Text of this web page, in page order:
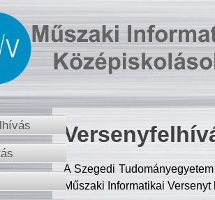
A Szegedi
Műszaki Informatikai